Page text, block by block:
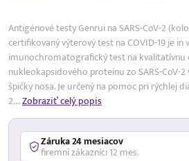
Antigénové testy Genrui na SARS-CoV-2
certifikovaný výterový test na COVID-19 je in
imunochromatografický test na
nukleokapsidového proteínu zo SARS-CoV-
špičky nosa. Je určený na pomoc pri rýchlej
2.…Zobraziť celý popis
Záruka 24 mesiacov
firemní zákazníci 12 mes.